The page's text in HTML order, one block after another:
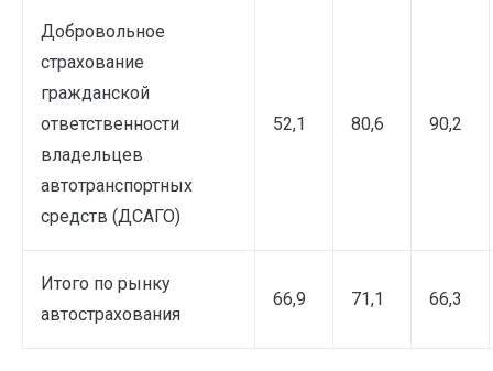
Добровольное
страхование
гражданской
ответственности
владельцев
автотранспортных
средств (ДСАГО)
52,1 80,6 90,2
Итого по рынку
автострахования
66,9 71,1 66,3